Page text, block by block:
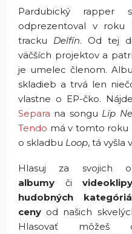
Pardubický rapper
odprezentoval v roku
tracku Delfín. Od tej
väčších projektov a
je umelec členom.
skladieb a trvá len
vlastne o EP-čko.
Separa na songu Líp
Tendo má v tomto roku
o skladbu Loop, tá vyšla
Hlasuj za svojich
albumy či
hudobných
ceny od našich
Hlasovať